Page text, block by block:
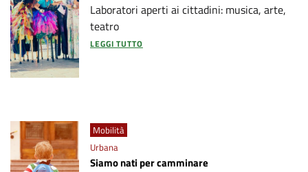
Laboratori aperti ai cittadini: musica, arte,
teatro
LEGGI TUTTO
Mobilità
Urbana
Siamo nati per camminare